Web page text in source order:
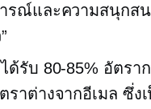
รณ์และความสนุกส
ด้รับ 80-85% อัตรา
ราต่างจากอีเมล ซึ่ง